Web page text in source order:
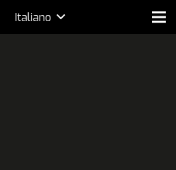
Italiano